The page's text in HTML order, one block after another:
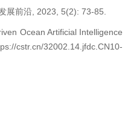
展前沿, 2023, 5(2): 73-85.
Ocean Artificial Intelligence
cstr.cn/32002.14.jfdc.CN10-